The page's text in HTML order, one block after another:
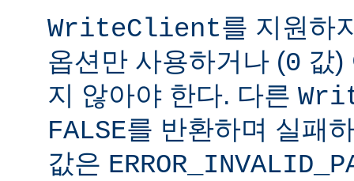
WriteClient를 지원하
옵션만 사용하거나 (0 값)
지 않아야 한다. 다른
FALSE를 반환하며 실패
값은